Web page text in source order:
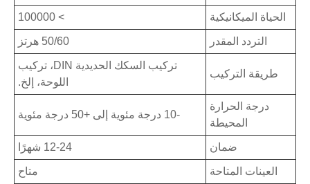
الحياة الميكانيكية > 100000
التردد المقدر 50/60 هرتز
طريقة التركيب
تركيب السكك الحديدية DIN، تركيب
اللوحة، إلخ.
درجة الحرارة
المحيطة
-10 درجة مئوية إلى +50 درجة مئوية
ضمان 12-24 شهرًا
العينات المتاحة متاح